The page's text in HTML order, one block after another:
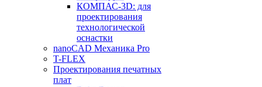
КОМПАС-3D: для
проектирования
технологической
оснастки
nanoCAD Механика Pro
T-FLEX
Проектирования печатных
плат